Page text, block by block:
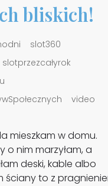
bliskich!
slot360
slotprzezcałyrok
video
mieszkam w domu.
o nim marzyłam, a
deski, kable albo
ściany to z